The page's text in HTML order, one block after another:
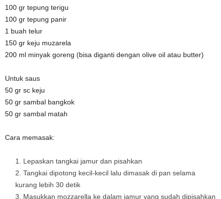
100 gr tepung terigu
100 gr tepung panir
1 buah telur
150 gr keju muzarela
200 ml minyak goreng (bisa diganti dengan olive oil atau butter)
Untuk saus
50 gr sc keju
50 gr sambal bangkok
50 gr sambal matah
Cara memasak:
Lepaskan tangkai jamur dan pisahkan
Tangkai dipotong kecil-kecil lalu dimasak di pan selama
kurang lebih 30 detik
Masukkan mozzarella ke dalam jamur yang sudah dipisahkan